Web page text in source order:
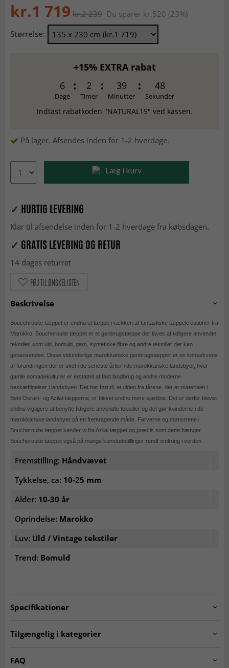
kr.1 719 kr.2 239 Du sparer kr.520 (23%)
Størrelse:
+15% EXTRA rabat
6
Dage
2
Timer
39
Minutter
48
Sekunder
Indtast rabatkoden "NATURAL15" ved kassen.
På lager. Afsendes inden for 1-2 hverdage.
Læg i kurv
✓ HURTIG LEVERING
Klar til afsendelse inden for 1-2 hverdage fra købsdagen.
✓ GRATIS LEVERING OG RETUR
14 dages returret
FØJ TIL ØNSKELISTEN
Beskrivelse
Boucehrouite-tæppet er endnu et tæppe i rækken af fantastiske tæppekreationer fra
Marokko. Boucherouite tæppet er et genbrugstæppe der laves af tidligere anvendte
tekstiler, som uld, bomuld, garn, syntetiske fibre og andre tekstiler der kan
genanvendes. Disse vidunderlige marokkanske genbrugstæpper er en konsekvens
af forandringen der er sket i de seneste årtier i de marokkanske landsbyer, hvor
gamle nomadekulturer er erstattet af fast landbrug og andre moderne
beskæftigelser i landsbyen. Det har ført til, at ulden fra fårene, der er materialet i
Beni Ourain- og Azilal-tæpperne, er blevet endnu mere sjældne. Det er derfor blevet
endnu vigtigere at benytte tidligere anvendte tekstiler og det gør kvinderne i de
marokkanske landsbyer på en fremragende måde. Farverne og mønstrene i
Boucherouite tæppet kender vi fra Azilal tæppet og præcis som dette hænger
Boucherouite tæppet også på mange kunstudstilllinger rundt omkring i verden.
Fremstilling: Håndvævet
Tykkelse, ca: 10-25 mm
Alder: 10-30 år
Oprindelse: Marokko
Luv: Uld / Vintage tekstiler
Trend: Bomuld
Specifikationer
Tilgængelig i kategorier
FAQ